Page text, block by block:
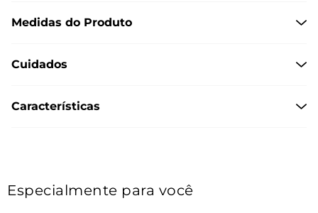
Medidas do Produto
Cuidados
Características
Especialmente para você